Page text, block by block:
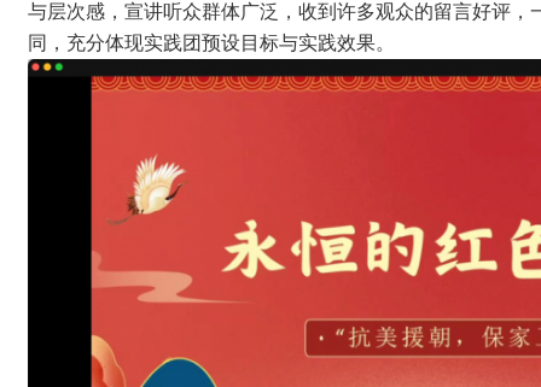
与层次感，宣讲听众群体广泛，收到许多观众的留言好评
同，充分体现实践团预设目标与实践效果。